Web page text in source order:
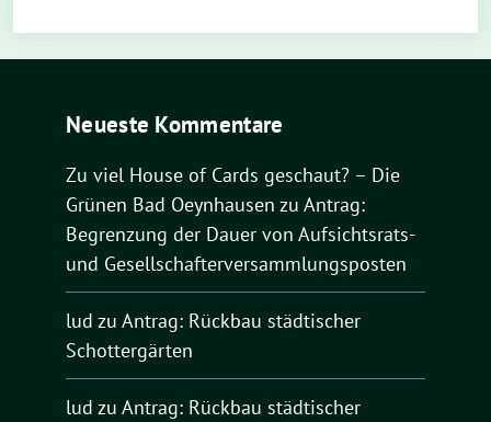
Neueste Kommentare
Zu viel House of Cards geschaut? – Die
Grünen Bad Oeynhausen zu Antrag:
Begrenzung der Dauer von Aufsichtsrats-
und Gesellschafterversammlungsposten
lud zu Antrag: Rückbau städtischer
Schottergärten
lud zu Antrag: Rückbau städtischer